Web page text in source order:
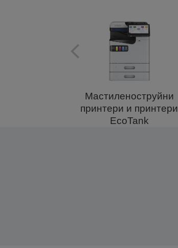
Мастиленоструйни
принтери и принтери
EcoTank